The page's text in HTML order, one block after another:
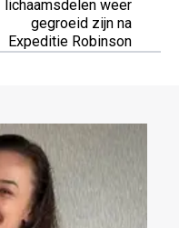
lichaamsdelen weer
gegroeid zijn na
Expeditie Robinson